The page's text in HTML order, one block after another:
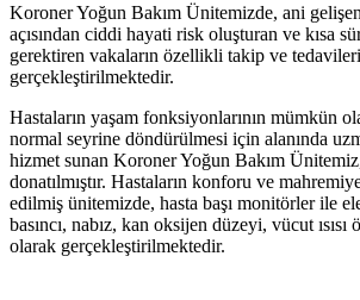
Koroner Yoğun Bakım Ünitemizde, ani
açısından ciddi hayati risk oluşturan ve kısa
gerektiren vakaların özellikli takip ve tedavileri
gerçekleştirilmektedir.
Hastaların yaşam fonksiyonlarının mümkün
normal seyrine döndürülmesi için alanında
hizmet sunan Koroner Yoğun Bakım
donatılmıştır. Hastaların konforu ve
edilmiş ünitemizde, hasta başı monitörler ile
basıncı, nabız, kan oksijen düzeyi, vücut
olarak gerçekleştirilmektedir.